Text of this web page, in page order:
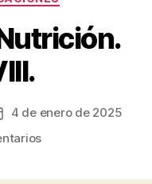
4 de enero de 2025
en